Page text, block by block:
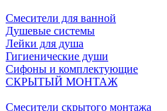
Смесители для ванной
Душевые системы
Лейки для душа
Гигиенические души
Сифоны и комплектующие
СКРЫТЫЙ МОНТАЖ
Смесители скрытого монтажа